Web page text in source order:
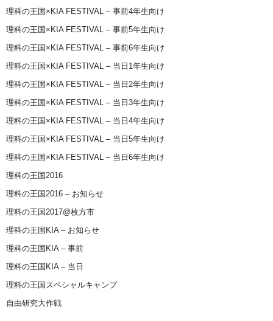
理科の王国×KIA FESTIVAL – 事前4年生向け
理科の王国×KIA FESTIVAL – 事前5年生向け
理科の王国×KIA FESTIVAL – 事前6年生向け
理科の王国×KIA FESTIVAL – 当日1年生向け
理科の王国×KIA FESTIVAL – 当日2年生向け
理科の王国×KIA FESTIVAL – 当日3年生向け
理科の王国×KIA FESTIVAL – 当日4年生向け
理科の王国×KIA FESTIVAL – 当日5年生向け
理科の王国×KIA FESTIVAL – 当日6年生向け
理科の王国2016
理科の王国2016 – お知らせ
理科の王国2017@枚方市
理科の王国KIA – お知らせ
理科の王国KIA – 事前
理科の王国KIA – 当日
理科の王国スペシャルキャンプ
自由研究大作戦